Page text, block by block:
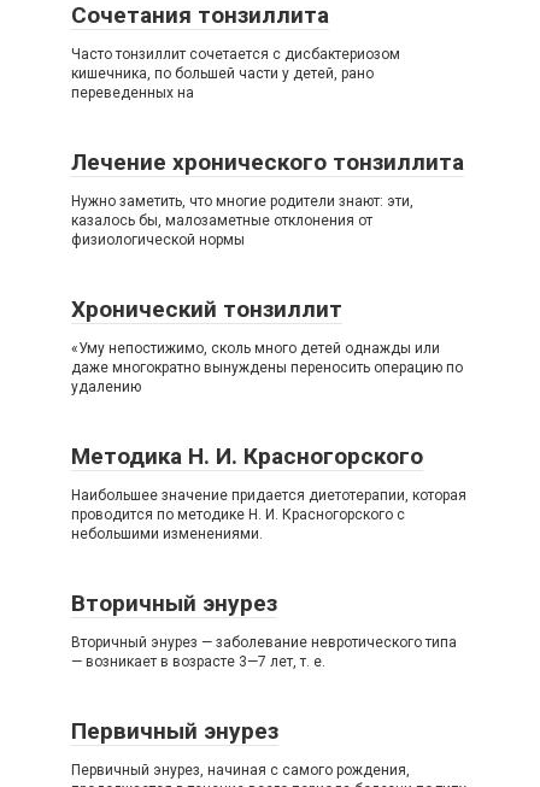
Сочетания тонзиллита
Часто тонзиллит сочетается с дисбактериозом
кишечника, по большей части у детей, рано
переведенных на
Лечение хронического тонзиллита
Нужно заметить, что многие родители знают: эти,
казалось бы, малозаметные отклонения от
физиологической нормы
Хронический тонзиллит
«Уму непостижимо, сколь много детей однажды или
даже многократно вынуждены переносить операцию по
удалению
Методика Н. И. Красногорского
Наибольшее значение придается диетотерапии, которая
проводится по методике Н. И. Красногорского с
небольшими изменениями.
Вторичный энурез
Вторичный энурез — заболевание невротического типа
— возникает в возрасте 3—7 лет, т. е.
Первичный энурез
Первичный энурез, начиная с самого рождения,